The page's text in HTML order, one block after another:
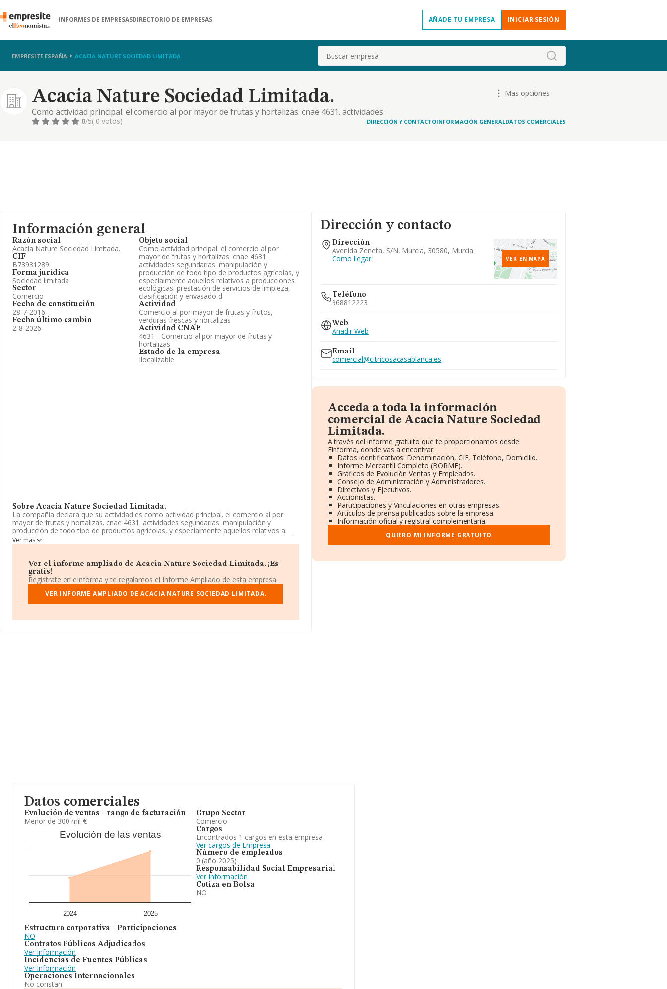
INFORMES DE EMPRESASDIRECTORIO DE EMPRESAS AÑADE TU EMPRESA INICIAR SESIÓN
EMPRESITE ESPAÑA ACACIA NATURE SOCIEDAD LIMITADA. Buscar
Acacia Nature Sociedad Limitada.
Como actividad principal. el comercio al por mayor de frutas y hortalizas. cnae 4631. actividades
segundarias. manipulación y producción de todo tipo de productos agrícolas, y especialmente
Mas opciones
0/5( 0 votos) DIRECCIÓN Y CONTACTOINFORMACIÓN GENERALDATOS COMERCIALES
Información general
Razón social
Acacia Nature Sociedad Limitada.
CIF
B73931289
Forma jurídica
Sociedad limitada
Sector
Comercio
Fecha de constitución
28-7-2016
Fecha último cambio
2-8-2026
Objeto social
Como actividad principal. el comercio al por
mayor de frutas y hortalizas. cnae 4631.
actividades segundarias. manipulación y
producción de todo tipo de productos agrícolas, y
especialmente aquellos relativos a producciones
ecológicas. prestación de servicios de limpieza,
clasificación y envasado d
Actividad
Comercio al por mayor de frutas y frutos,
verduras frescas y hortalizas
Actividad CNAE
4631 - Comercio al por mayor de frutas y
hortalizas
Estado de la empresa
Ilocalizable
Sobre Acacia Nature Sociedad Limitada.
La compañía declara que su actividad es como actividad principal. el comercio al por
mayor de frutas y hortalizas. cnae 4631. actividades segundarias. manipulación y
producción de todo tipo de productos agrícolas, y especialmente aquellos relativos a
producciones ecológicas. prestación de servicios de limpieza, clasificación y envasado d.
La sociedad está inscrita en el Registro Mercantil como Sociedad Limitada. Su actividad
no tiene actividad en mercados exteriores.
Para llamar las oficinas se puede hacer a través del número 968812223 y su correo es
comercial@citricosacasablanca.es.
La sociedadAcacia Nature Sociedad Limitada, CIF B73931289, se encuentra en
Ver más
Ver el informe ampliado de Acacia Nature Sociedad Limitada. ¡Es
gratis!
Regístrate en eInforma y te regalamos el Informe Ampliado de esta empresa.
VER INFORME AMPLIADO DE ACACIA NATURE SOCIEDAD LIMITADA.
Dirección y contacto
Dirección
Avenida Zeneta, S/n, Murcia, 30580, Murcia
Como llegar
VER EN MAPA
Teléfono
968812223
Web
Añadir Web
Email
comercial@citricosacasablanca.es
Acceda a toda la información
comercial de Acacia Nature Sociedad
Limitada.
A través del informe gratuito que te proporcionamos desde
Einforma, donde vas a encontrar:
Datos identificativos: Denominación, CIF, Teléfono, Domicilio.
Informe Mercantil Completo (BORME).
Gráficos de Evolución Ventas y Empleados.
Consejo de Administración y Administradores.
Directivos y Ejecutivos.
Accionistas.
Participaciones y Vinculaciones en otras empresas.
Artículos de prensa publicados sobre la empresa.
Información oficial y registral complementaria.
QUIERO MI INFORME GRATUITO
Datos comerciales
Evolución de ventas - rango de facturación
Menor de 300 mil €
Evolución de las ventas
2024 2025
Estructura corporativa - Participaciones
NO
Contratos Públicos Adjudicados
Ver Información
Incidencias de Fuentes Públicas
Ver Información
Operaciones Internacionales
No constan
Grupo Sector
Comercio
Cargos
Encontrados 1 cargos en esta empresa
Ver cargos de Empresa
Número de empleados
0 (año 2025)
Responsabilidad Social Empresarial
Ver Información
Cotiza en Bolsa
NO